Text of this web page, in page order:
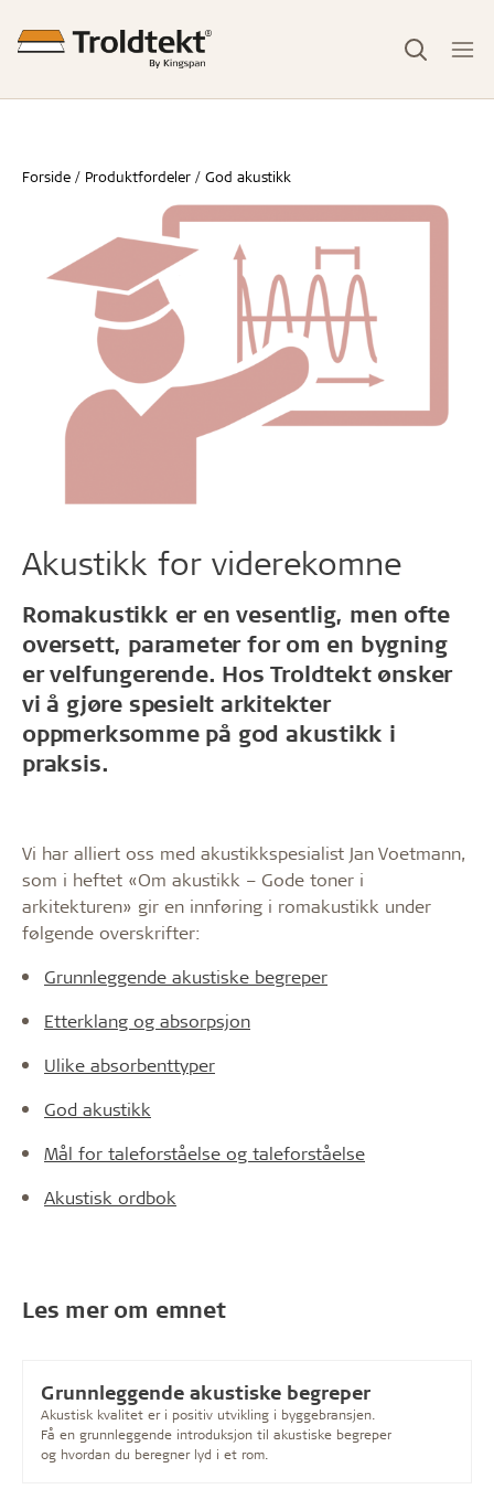
Forside Produktfordeler God akustikk
Akustikk for viderekomne
Romakustikk er en vesentlig, men ofte
oversett, parameter for om en bygning
er velfungerende. Hos Troldtekt ønsker
vi å gjøre spesielt arkitekter
oppmerksomme på god akustikk i
praksis.
Vi har alliert oss med akustikkspesialist Jan Voetmann,
som i heftet «Om akustikk – Gode toner i
arkitekturen» gir en innføring i romakustikk under
følgende overskrifter:
Grunnleggende akustiske begreper
Etterklang og absorpsjon
Ulike absorbenttyper
God akustikk
Mål for taleforståelse og taleforståelse
Akustisk ordbok
Les mer om emnet
Grunnleggende akustiske begreper
Akustisk kvalitet er i positiv utvikling i byggebransjen.
Få en grunnleggende introduksjon til akustiske begreper
og hvordan du beregner lyd i et rom.